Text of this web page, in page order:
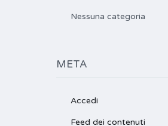
Nessuna categoria
META
Accedi
Feed dei contenuti